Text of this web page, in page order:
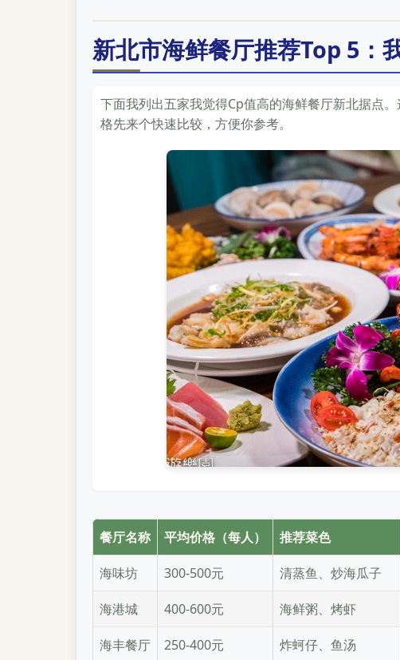
新北市海鲜餐厅推荐Top 5：
下面我列出五家我觉得Cp值高的海鲜餐厅新北据点
格先来个快速比较，方便你参考。
餐厅名称 平均价格（每人） 推荐菜色
海味坊 300-500元 清蒸鱼、炒海瓜子
海港城 400-600元 海鲜粥、烤虾
海丰餐厅 250-400元 炸蚵仔、鱼汤